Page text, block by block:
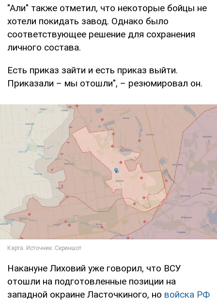
"Али" также отметил, что некоторые бойцы не
хотели покидать завод. Однако было
соответствующее решение для сохранения
личного состава.
Есть приказ зайти и есть приказ выйти.
Приказали – мы отошли", – резюмировал он.
Накануне Лиховий уже говорил, что ВСУ
отошли на подготовленные позиции на
западной окраине Ласточкиного, но войска РФ